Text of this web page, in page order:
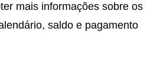
mais informações sobre os
saldo e pagamento